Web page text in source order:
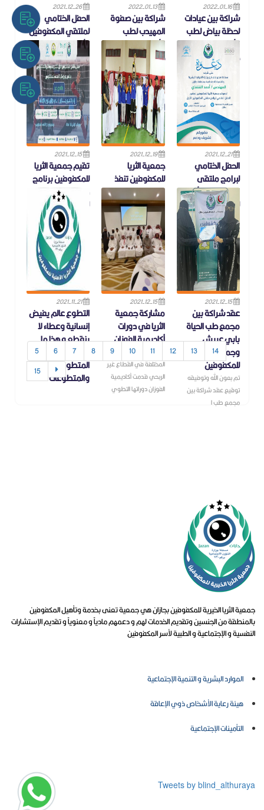
2022-01-16
شراكة بين عيادات
لحظة بياض لطب
الأسنان بالعارضة و
جمعية الثريا
شراكة بين عيادات لحظة
بياض لطب الأسنان
بالعارضة و جمعية الثريا
2022-01-13
شراكة بين صفوة
المهيدب لطب
الأسنان فرع جازان و
جمعية الثريا
شراكة بين صفوة المهيدب
لطب الأسنان فرع جازان و
جمعية الثريا
2021-12-26
الحفل الختامي
لملتقي المكفوفين
الأول لعام 2021
تختتم جمعية الثريا اللأهلية
للمكفوفين فعاليات
الملتقي الأول للمكفوفين
على شرف مدير فرع وزارة
المو
2021-12-21
الحفل الختامي
لبرامج ملتقى
المكفوفين الأول
لعام 23/12/2021
يسر جمعية الثريا
للمكفوفين دعوتكم
لحضور الحفل الختامي
لبرامج ملتقى المكفوفين
الأول وذلك يوم
2021-12-19
جمعية الثريا
للمكفوفين تنفذ
برنامج دوري كرة
الهدف للمكفوفين
نفذت جمعية الثريا
للمكفوفين يوم أمس
الجمعة الموافق
١٧/١٢/٢٠٢١ برنامج دوري
كرة الهدف للم
2021-12-15
تقيم جمعية الثريا
للمكفوفين برنامج
دوري كرة الهدف
للمكفوفين
ضمن ملتقى المكفوفين
الاول تقيم جمعية الثريا
للمكفوفين برنامج دوري
كرة الهدف للم
2021-12-15
عقد شراكة بين
مجمع طب الحياة
بابي عريش
وجمعية الثريا
للمكفوفين
تم بعون الله وتوفيقه
توقيع عقد شراكة بين
مجمع طب ا
2021-12-15
مشاركة جمعية
الثريا في دورات
أكاديمية الفوزان
سعياً لتطوير الخبرات
المختلفة في القطاع غير
الربحي قدمت أكاديمية
الفوزان دوراتها التطوي
2021-11-21
التطوع عالم يفيض
إنسانية وعطاء لا
ينقطع و هذا ما
يفعله أبطالنا من
المتطوعين
والمتطوعات
5 6 7 8 9 10 11 12 13
14
15
جمعية الثريا الخيرية للمكفوفين بجازان هي جمعية تعنى بخدمة وتأهيل المكفوفين
بالمنطقة من الجنسين وتقديم الخدمات لهم و دعمهم مادياً و معنوياً و تقديم الإستشارات
النفسية و الإجتماعية و الطبية لأسر المكفوفين
الموارد البشرية و التنمية الإجتماعية
هيئة رعاية الأشخاص ذوي الإعاقة
التأمينات الإجتماعية
Tweets by blind_althuraya